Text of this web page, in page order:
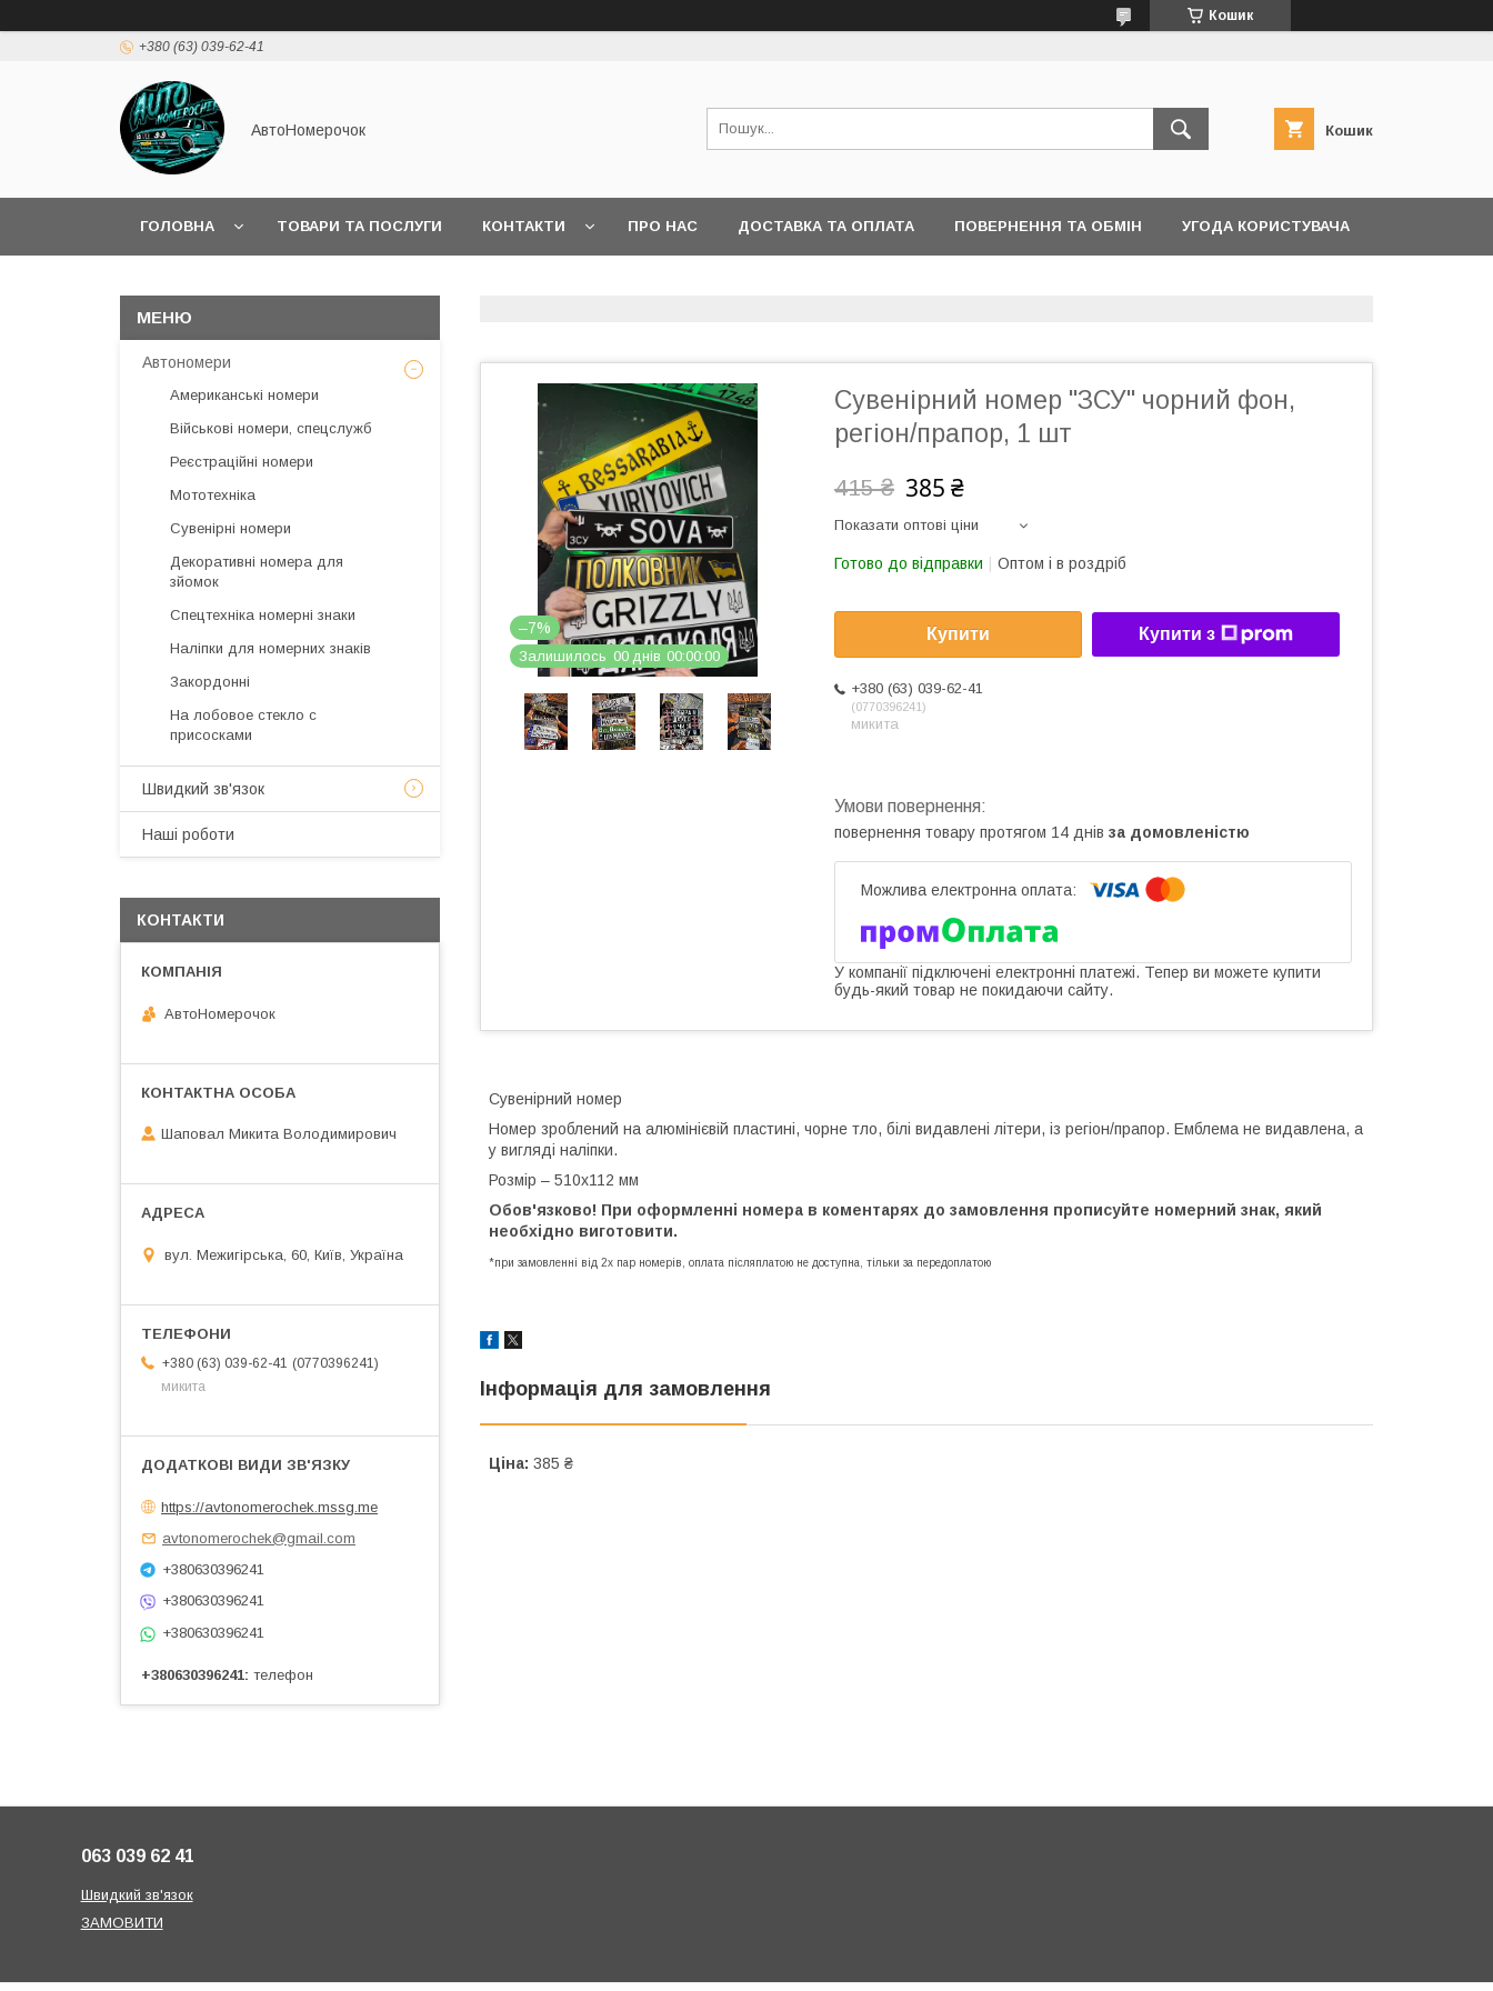
Кошик
+380 (63) 039-62-41
АвтоНомерочок Кошик
ГОЛОВНА ТОВАРИ ТА ПОСЛУГИ КОНТАКТИ ПРО НАС ДОСТАВКА ТА ОПЛАТА ПОВЕРНЕННЯ ТА ОБМІН УГОДА КОРИСТУВАЧА
–7%
Залишилось 00 днів 00 00 00
Сувенірний номер "ЗСУ" чорний фон,
регіон/прапор, 1 шт
415 ₴ 385 ₴
Показати оптові ціни
Готово до відправки Оптом і в роздріб
Купити Купити з
+380 (63) 039-62-41
0770396241
микита
повернення товару протягом 14 днів за домовленістю
У компанії підключені електронні платежі. Тепер ви можете купити
будь-який товар не покидаючи сайту.
Сувенірний номер
Номер зроблений на алюмінієвій пластині, чорне тло, білі видавлені літери, із регіон/прапор. Емблема не видавлена, а
у вигляді наліпки.
Розмір – 510х112 мм
Обов'язково! При оформленні номера в коментарях до замовлення прописуйте номерний знак, який
необхідно виготовити.
*при замовленні від 2х пар номерів, оплата післяплатою не доступна, тільки за передоплатою
Інформація для замовлення
Ціна: 385 ₴
Автономери
Американські номери
Військові номери, спецслужб
Реєстраційні номери
Мототехніка
Сувенірні номери
Декоративні номера для
зйомок
Спецтехніка номерні знаки
Наліпки для номерних знаків
Закордонні
На лобовое стекло с
присосками
Швидкий зв'язок
Наші роботи
КОНТАКТИ
АвтоНомерочок
Шаповал Микита Володимирович
вул. Межигірська, 60, Київ, Україна
+380 (63) 039-62-41
0770396241
микита
https://avtonomerochek.mssg.me
avtonomerochek@gmail.com
+380630396241
+380630396241
+380630396241
+380630396241 телефон
063 039 62 41
Швидкий зв'язок
ЗАМОВИТИ